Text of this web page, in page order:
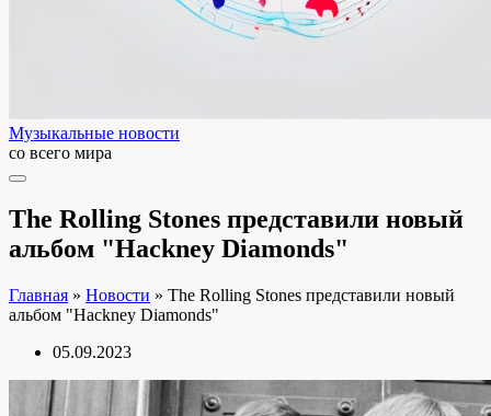
Музыкальные новости
со всего мира
The Rolling Stones представили новый
альбом "Hackney Diamonds"
Главная » Новости » The Rolling Stones представили новый
альбом "Hackney Diamonds"
05.09.2023